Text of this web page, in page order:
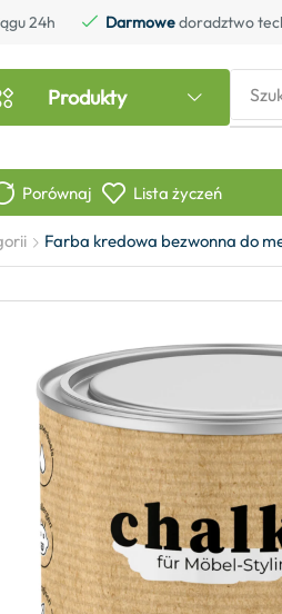
24h Darmowedoradztwo
Produkty
Porównaj Lista życzeń
Farba kredowa bezwonna do